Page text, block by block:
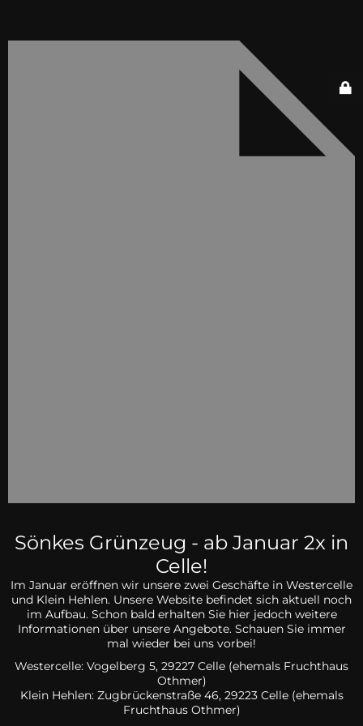
Sönkes Grünzeug - ab Januar 2x in
Celle!
Im Januar eröffnen wir unsere zwei Geschäfte in Westercelle
und Klein Hehlen. Unsere Website befindet sich aktuell noch
im Aufbau. Schon bald erhalten Sie hier jedoch weitere
Informationen über unsere Angebote. Schauen Sie immer
mal wieder bei uns vorbei!
Westercelle: Vogelberg 5, 29227 Celle (ehemals Fruchthaus
Othmer)
Klein Hehlen: Zugbrückenstraße 46, 29223 Celle(ehemals
Fruchthaus Othmer)